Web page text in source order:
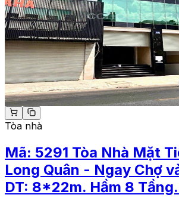
Tòa nhà
Mã: 5291 Tòa Nhà Mặt
Long Quân - Ngay Chợ
DT: 8*22m. Hầm 8